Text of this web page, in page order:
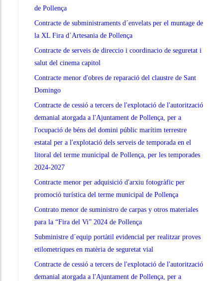
de Pollença
Contracte de subministraments d´envelats per el muntage de
la XL Fira d´Artesania de Pollença
Contracte de serveis de direccio i coordinacio de seguretat i
salut del cinema capitol
Contracte menor d'obres de reparació del claustre de Sant
Domingo
Contracte de cessió a tercers de l'explotació de l'autorització
demanial atorgada a l'Ajuntament de Pollença, per a
l'ocupació de béns del domini públic marítim terrestre
estatal per a l'explotació dels serveis de temporada en el
litoral del terme municipal de Pollença, per les temporades
2024-2027
Contracte menor per adquisició d'arxiu fotogràfic per
promoció turística del terme municipal de Pollença
Contrato menor de suministro de carpas y otros materiales
para la “Fira del Vi” 2024 de Pollença
Subministre d´equip portàtil evidencial per realitzar proves
etilometriques en matèria de seguretat vial
Contracte de cessió a tercers de l'explotació de l'autorització
demanial atorgada a l'Ajuntament de Pollença, per a